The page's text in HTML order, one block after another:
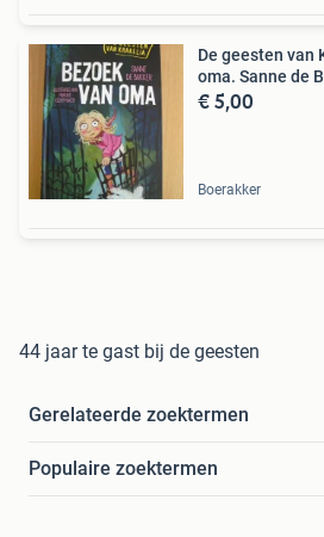
De geesten van
oma. Sanne de
€ 5,00
Boerakker
44 jaar te gast bij de geesten
Gerelateerde zoektermen
Populaire zoektermen